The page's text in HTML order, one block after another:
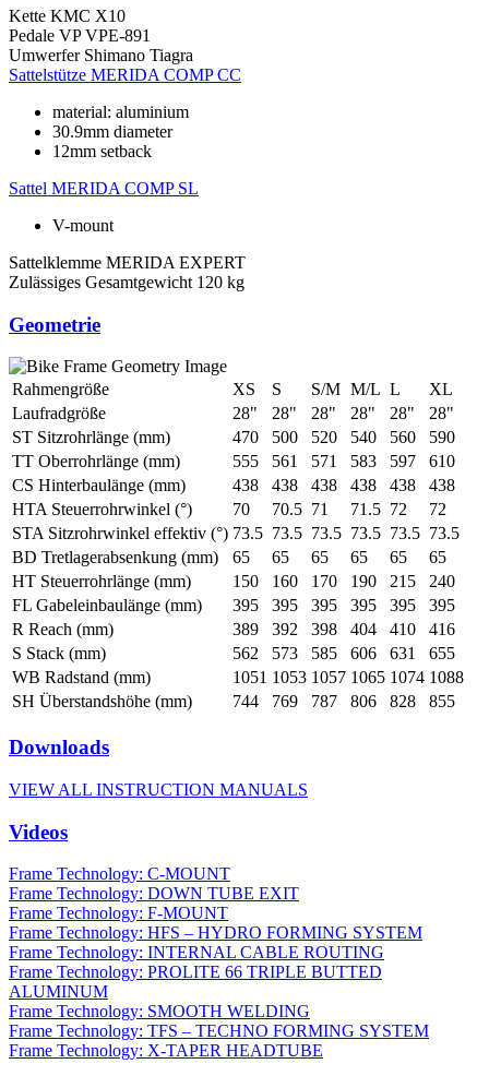
Kette KMC X10
Pedale VP VPE-891
Umwerfer Shimano Tiagra
Sattelstütze MERIDA COMP CC
material: aluminium
30.9mm diameter
12mm setback
Sattel MERIDA COMP SL
V-mount
Sattelklemme MERIDA EXPERT
Zulässiges Gesamtgewicht 120 kg
Geometrie
Rahmengröße XS S S/M M/L L
XL
Laufradgröße
28" 28" 28" 28" 28"
28"
ST Sitzrohrlänge (mm)
470 500 520 540 560
590
TT Oberrohrlänge (mm)
555 561 571 583 597
610
CS Hinterbaulänge (mm)
438 438 438 438 438
438
HTA Steuerrohrwinkel (°)
70 70.5 71 71.5 72
72
STA Sitzrohrwinkel effektiv (°) 73.5 73.5 73.5 73.5 73.5 73.5
BD Tretlagerabsenkung (mm)
65 65 65 65 65
65
HT Steuerrohrlänge (mm)
150 160 170 190 215
240
FL Gabeleinbaulänge (mm)
395 395 395 395 395
395
R Reach (mm)
389 392 398 404 410
416
S Stack (mm)
562 573 585 606 631
655
WB Radstand (mm)
1051 1053 1057 1065 1074 1088
SH Überstandshöhe (mm)
744 769 787 806 828 855
Downloads
VIEW ALL INSTRUCTION MANUALS
Videos
Frame Technology: C-MOUNT
Frame Technology: DOWN TUBE EXIT
Frame Technology: F-MOUNT
Frame Technology: HFS – HYDRO FORMING SYSTEM
Frame Technology: INTERNAL CABLE ROUTING
Frame Technology: PROLITE 66 TRIPLE BUTTED
ALUMINUM
Frame Technology: SMOOTH WELDING
Frame Technology: TFS – TECHNO FORMING SYSTEM
Frame Technology: X-TAPER HEADTUBE